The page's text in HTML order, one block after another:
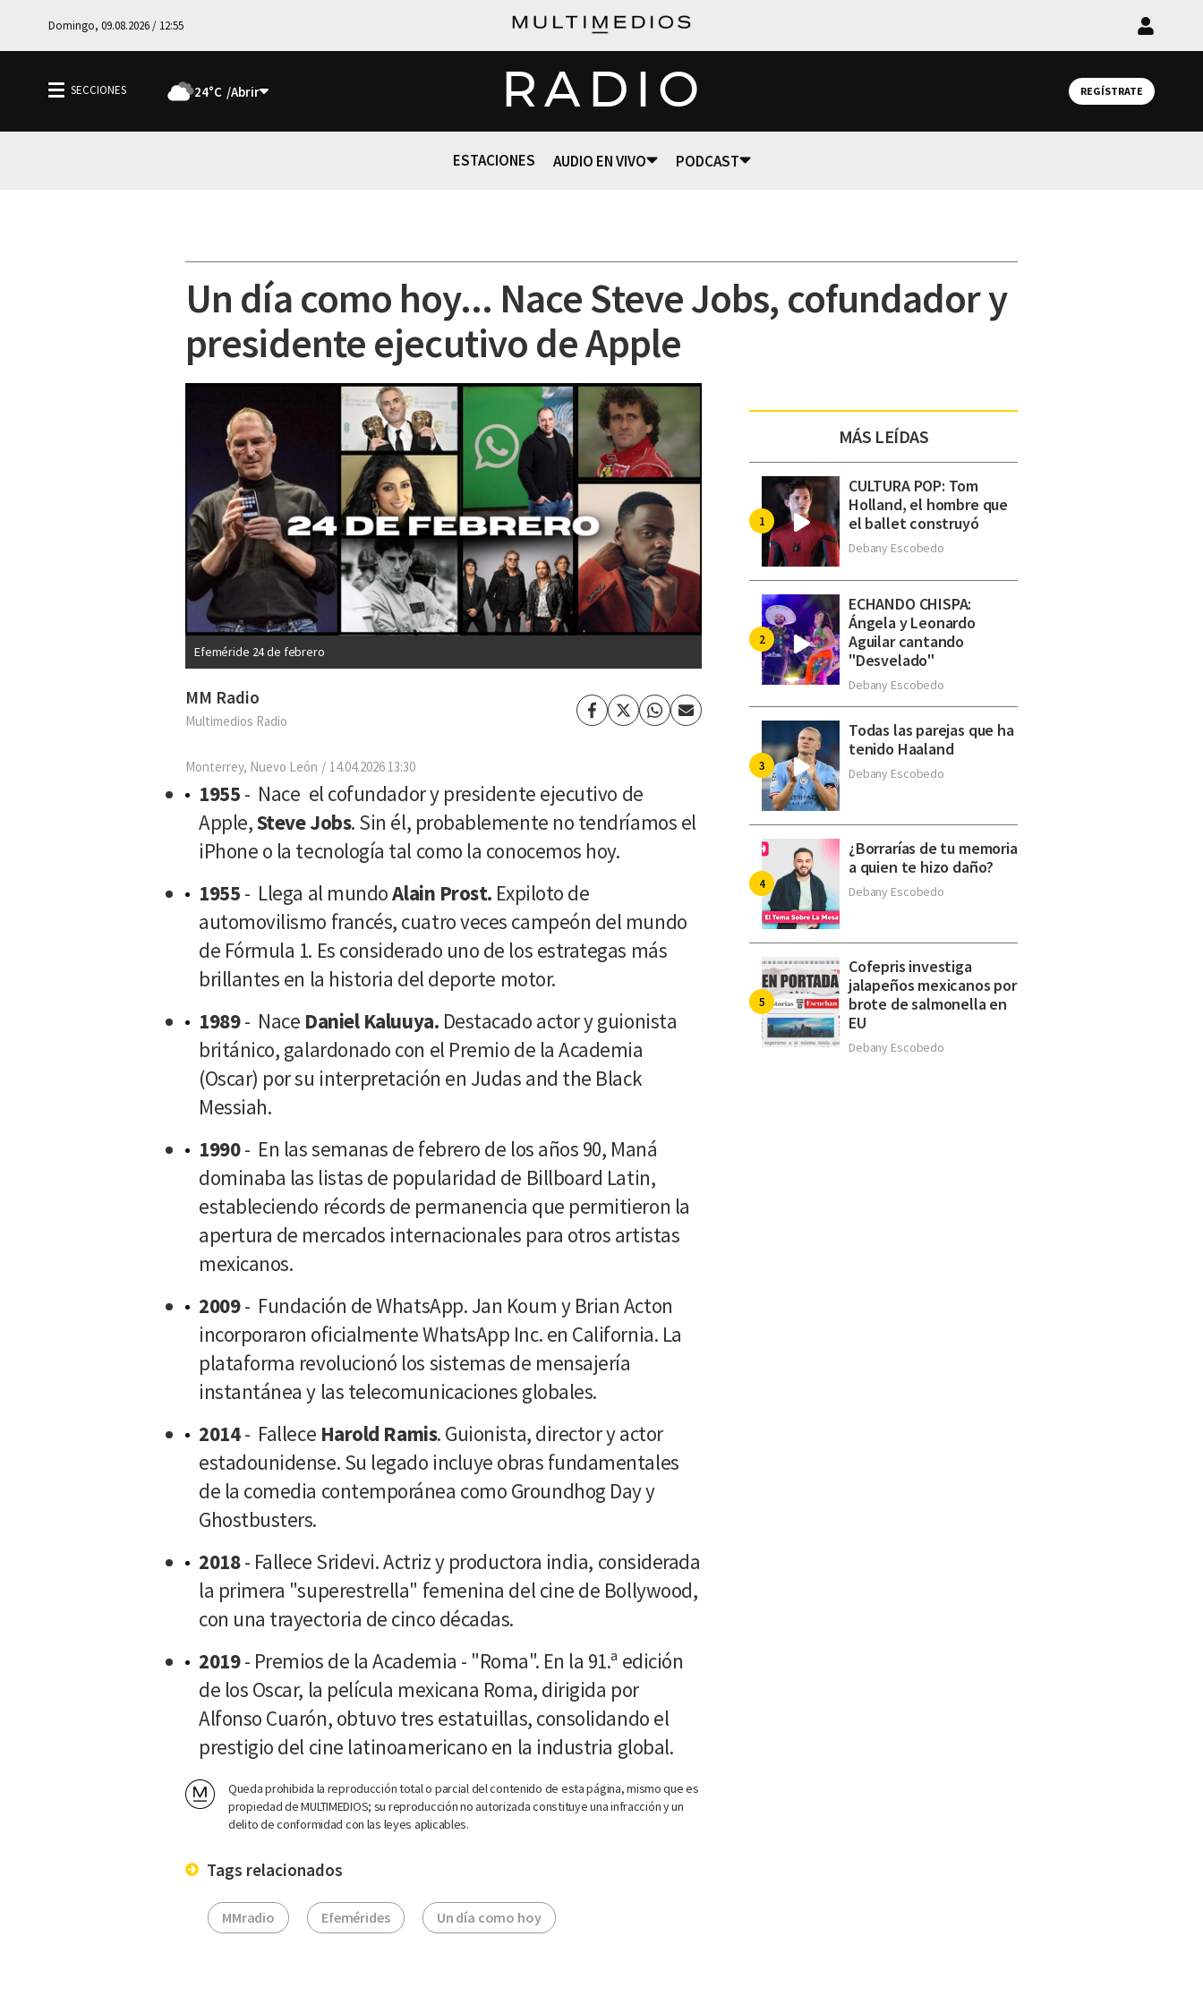
Domingo, 09.08.2026 / 12:55
Iniciar
24°C RADIO REGÍSTRATE
ESTACIONES AUDIO EN VIVO PODCAST
Un día como hoy... Nace Steve Jobs, cofundador y
presidente ejecutivo de Apple
Efeméride 24 de febrero
MM Radio
Multimedios Radio Facebook
TwitterWhatsapp
Enviar
Monterrey, Nuevo León 14.04.2026 13:30
1955 - Nace el cofundador y presidente ejecutivo de
Apple,Steve Jobs. Sin él, probablemente no tendríamos el
iPhone o la tecnología tal como la conocemos hoy.
1955 - Llega al mundoAlain Prost. Expiloto de
automovilismo francés, cuatro veces campeón del mundo
de Fórmula 1. Es considerado uno de los estrategas más
brillantes en la historia del deporte motor.
1989- Nace Daniel Kaluuya. Destacado actor y guionista
británico, galardonado con el Premio de la Academia
(Oscar) por su interpretación en Judas and the Black
Messiah.
1990- En las semanas de febrero de los años 90, Maná
dominaba las listas de popularidad de Billboard Latin,
estableciendo récords de permanencia que permitieron la
apertura de mercados internacionales para otros artistas
mexicanos.
2009- Fundación de WhatsApp. Jan Koum y Brian Acton
incorporaron oficialmente WhatsApp Inc. en California. La
plataforma revolucionó los sistemas de mensajería
instantánea y las telecomunicaciones globales.
2014- Fallece Harold Ramis. Guionista, director y actor
estadounidense. Su legado incluye obras fundamentales
de la comedia contemporánea como Groundhog Day y
Ghostbusters.
2018- Fallece Sridevi. Actriz y productora india, considerada
la primera "superestrella" femenina del cine de Bollywood,
con una trayectoria de cinco décadas.
2019- Premios de la Academia - "Roma". En la 91.ª edición
de los Oscar, la película mexicana Roma, dirigida por
Alfonso Cuarón, obtuvo tres estatuillas, consolidando el
prestigio del cine latinoamericano en la industria global.
Queda prohibida la reproducción total o parcial del contenido de esta página, mismo que es
propiedad de MULTIMEDIOS; su reproducción no autorizada constituye una infracción y un
delito de conformidad con las leyes aplicables.
Tags relacionados
MMradio Efemérides Un día como hoy
MÁS LEÍDAS
CULTURA POP: Tom
Holland, el hombre que
el ballet construyó
Debany Escobedo
ECHANDO CHISPA:
Ángela y Leonardo
Aguilar cantando
"Desvelado"
Debany Escobedo
Todas las parejas que ha
tenido Haaland
Debany Escobedo
¿Borrarías de tu memoria
a quien te hizo daño?
Debany Escobedo
Cofepris investiga
jalapeños mexicanos por
brote de salmonella en
EU
Debany Escobedo